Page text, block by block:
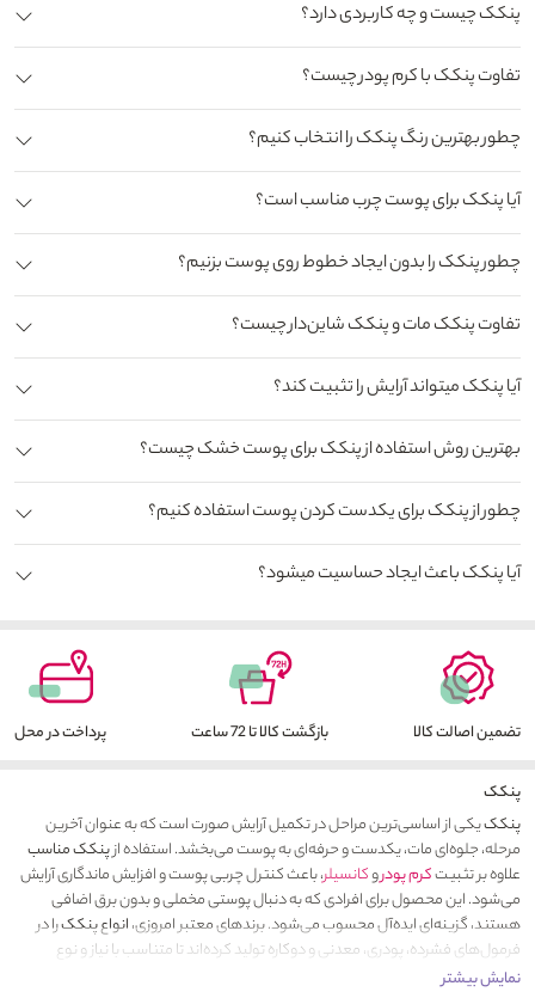
پنکک چيست و چه کاربردی دارد؟
تفاوت پنکک با کرم پودر چیست؟
چطور بهترین رنگ پنکک را انتخاب کنیم؟
آیا پنکک برای پوست چرب مناسب است؟
چطور پنکک را بدون ایجاد خطوط روی پوست بزنیم؟
تفاوت پنکک مات و پنکک شاین‌دار چیست؟
آیا پنکک میتواند آرایش را تثبیت کند؟
بهترین روش استفاده از پنکک برای پوست خشک چیست؟
چطور از پنکک برای یکدست کردن پوست استفاده کنیم؟
آیا پنکک باعث ایجاد حساسیت میشود؟
تضمین اصالت کالا بازگشت کالا تا 72 ساعت پرداخت در محل
پنکک
پنککیکی از اساسی‌ترین مراحل در تکمیل آرایش صورت است که به عنوان آخرین
مرحله، جلوه‌ای مات، یکدست و حرفه‌ای به پوست می‌بخشد. استفاده ازپنکک مناسب
علاوه بر تثبیتکرم پودروکانسیلر، باعث کنترل چربی پوست و افزایش ماندگاری آرایش
می‌شود. این محصول برای افرادی که به دنبال پوستی مخملی و بدون برق اضافی
هستند، گزینه‌ای ایده‌آل محسوب می‌شود. برندهای معتبر امروزی،انواع پنککرا در
فرمول‌های فشرده، پودری، معدنی و دو‌کاره تولید کرده‌اند تا متناسب با نیاز و نوع
پوست، انتخابی دقیق و کاربردی در اختیار شما قرار دهند.
نمایش بیشتر